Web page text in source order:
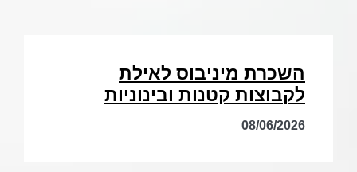
השכרת מיניבוס לאילת
לקבוצות קטנות ובינוניות
08/06/2026